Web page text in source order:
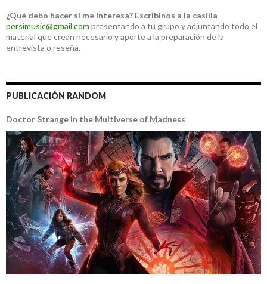
¿Qué debo hacer si me interesa? Escribinos a la casilla
persimusic@gmail.com presentando a tu grupo y adjuntando todo el
material que crean necesario y aporte a la preparación de la
entrevista o reseña.
PUBLICACIÓN RANDOM
Doctor Strange in the Multiverse of Madness